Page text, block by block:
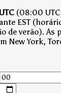
(08:00
EST
de verão). As
New York,